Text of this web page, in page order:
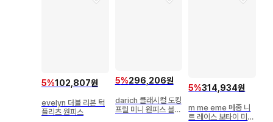
5%102,807원
evelyn 더블 리본 턱
플리츠 원피스
5%296,206원
darich 클래시컬 도킹
프릴 미니 원피스 블랙
5%314,934원
m me eme 메종 니
트 레이스 보타이 미니